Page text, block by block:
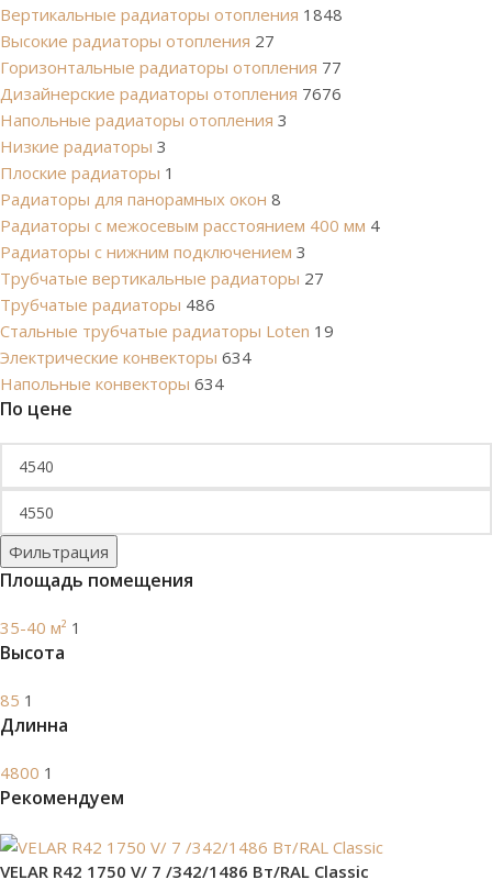
Вертикальные радиаторы отопления 1848
Высокие радиаторы отопления 27
Горизонтальные радиаторы отопления 77
Дизайнерские радиаторы отопления 7676
Напольные радиаторы отопления 3
Низкие радиаторы 3
Плоские радиаторы 1
Радиаторы для панорамных окон 8
Радиаторы с межосевым расстоянием 400 мм 4
Радиаторы с нижним подключением 3
Трубчатые вертикальные радиаторы 27
Трубчатые радиаторы 486
Cтальные трубчатые радиаторы Loten 19
Электрические конвекторы 634
Напольные конвекторы 634
По цене
Фильтрация
Площадь помещения
35-40 м² 1
Высота
85 1
Длинна
4800 1
Рекомендуем
VELAR R42 1750 V/ 7 /342/1486 Вт/RAL Classic